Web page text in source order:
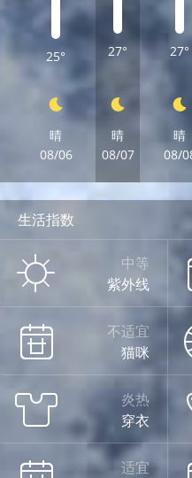
25°
晴
08/06
27°
晴
08/07
27°
晴
08/
生活指数
中等
紫外线
不适宜
猫咪
炎热
穿衣
适宜